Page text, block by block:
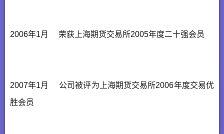
2006年1月 荣获上海期货交易所2005年度二十强会员
2007年1月 公司被评为上海期货交易所2006年度交易优
胜会员